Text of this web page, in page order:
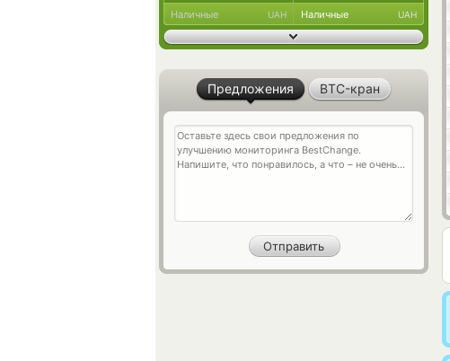
Наличные UAH Наличные UAH
Предложения BTC-кран